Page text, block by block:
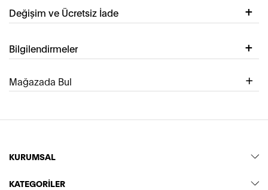
Değişim ve Ücretsiz İade
Bilgilendirmeler
Mağazada Bul
KURUMSAL
KATEGORİLER